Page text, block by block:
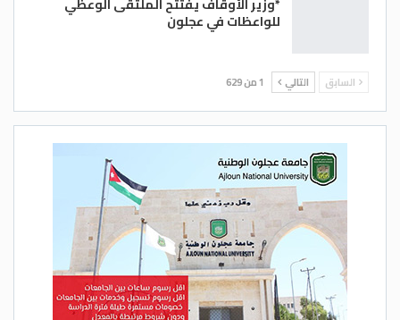
للواعظات في عجلون
السابق التالي 1 من 629